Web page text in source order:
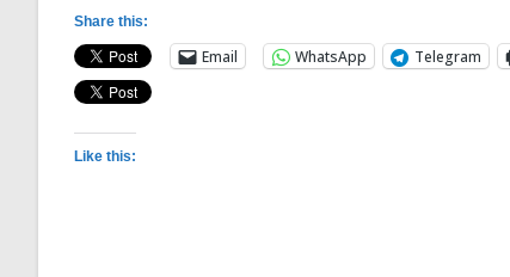
Share this:
Email WhatsApp Telegram
Like this: